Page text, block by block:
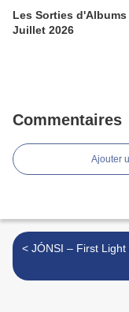
Les Sorties
Juillet 2026
Commentaires
Ajouter
< JÓNSI – First